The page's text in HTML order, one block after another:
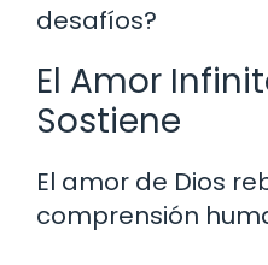
desafíos?
El Amor
Sostiene
El amor de Dios
comprensión